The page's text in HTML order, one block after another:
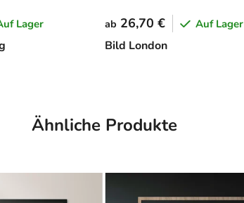
Lager
Bild London
ab 26,70 € Auf Lager
Ähnliche Produkte